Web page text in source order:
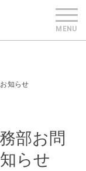
知らせ
部お問
らせ